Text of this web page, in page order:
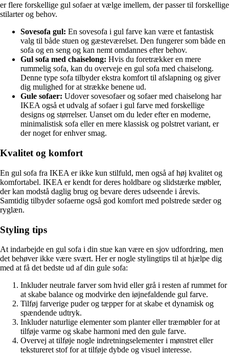
er flere forskellige gul sofaer at vælge imellem, der passer til forskellige
stilarter og behov.
Sovesofa gul: En sovesofa i gul farve kan være et fantastisk
valg til både stuen og gæsteværelset. Den fungerer som både en
sofa og en seng og kan nemt omdannes efter behov.
Gul sofa med chaiselong: Hvis du foretrækker en mere
rummelig sofa, kan du overveje en gul sofa med chaiselong.
Denne type sofa tilbyder ekstra komfort til afslapning og giver
dig mulighed for at strække benene ud.
Gule sofaer: Udover sovesofaer og sofaer med chaiselong har
IKEA også et udvalg af sofaer i gul farve med forskellige
designs og størrelser. Uanset om du leder efter en moderne,
minimalistisk sofa eller en mere klassisk og polstret variant, er
der noget for enhver smag.
Kvalitet og komfort
En gul sofa fra IKEA er ikke kun stilfuld, men også af høj kvalitet og
komfortabel. IKEA er kendt for deres holdbare og slidstærke møbler,
der kan modstå daglig brug og bevare deres udseende i årevis.
Samtidig tilbyder sofaerne også god komfort med polstrede sæder og
ryglæn.
Styling tips
At indarbejde en gul sofa i din stue kan være en sjov udfordring, men
det behøver ikke være svært. Her er nogle stylingtips til at hjælpe dig
med at få det bedste ud af din gule sofa:
Inkluder neutrale farver som hvid eller grå i resten af ​​rummet for
at skabe balance og modvirke den iøjnefaldende gul farve.
Tilføj farverige puder og tæpper for at skabe et dynamisk og
spændende udtryk.
Inkluder naturlige elementer som planter eller træmøbler for at
tilføje varme og skabe harmoni med den gule farve.
Overvej at tilføje nogle indretningselementer i mønstret eller
tekstureret stof for at tilføje dybde og visuel interesse.